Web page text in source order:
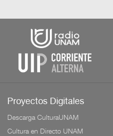
Proyectos Digitales
Descarga CulturaUNAM
Cultura en Directo UNAM